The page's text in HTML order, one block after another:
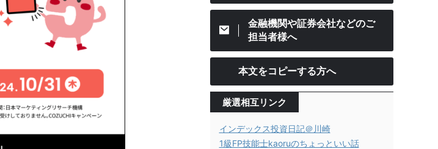
金融機関や証券会社などのご
担当者様へ
本文をコピーする方へ
厳選相互リンク
インデックス投資日記＠川崎
1級FP技能士kaoruのちょっといい話